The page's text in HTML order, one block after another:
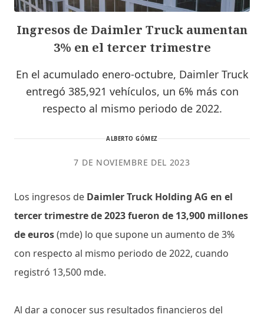
Ingresos de Daimler Truck aumentan
3% en el tercer trimestre
En el acumulado enero-octubre, Daimler Truck
entregó 385,921 vehículos, un 6% más con
respecto al mismo periodo de 2022.
ALBERTO GÓMEZ
7 DE NOVIEMBRE DEL 2023
Los ingresos de Daimler Truck Holding AG en el
tercer trimestre de 2023 fueron de 13,900 millones
de euros(mde) lo que supone un aumento de 3%
con respecto al mismo periodo de 2022, cuando
registró 13,500 mde.
Al dar a conocer sus resultados financieros del